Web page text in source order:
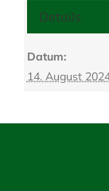
Details
Datum:
14. August